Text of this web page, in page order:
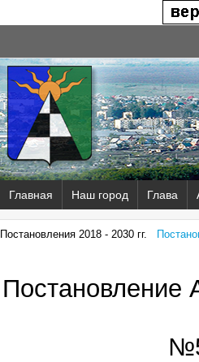
Главная Наш город Глава
Постановления 2018 - 2030 гг.
Постановление